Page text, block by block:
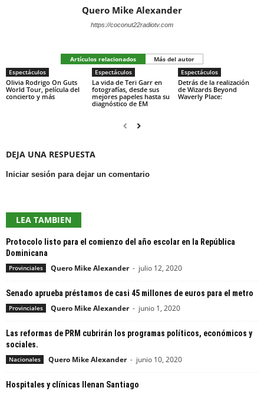
Quero Mike Alexander
https://coconut22radiotv.com
Artículos relacionados
Más del autor
Espectáculos
Olivia Rodrigo On Guts
World Tour, película del
concierto y más
Espectáculos
La vida de Teri Garr en
fotografías, desde sus
mejores papeles hasta su
diagnóstico de EM
Espectáculos
Detrás de la realización
de Wizards Beyond
Waverly Place:
DEJA UNA RESPUESTA
Iniciar sesión para dejar un comentario
LEA TAMBIEN
Protocolo listo para el comienzo del año escolar en la República
Dominicana
Provinciales Quero Mike Alexander - julio 12, 2020
Senado aprueba préstamos de casi 45 millones de euros para el metro
Provinciales Quero Mike Alexander - junio 1, 2020
Las reformas de PRM cubrirán los programas políticos, económicos y
sociales.
Nacionales Quero Mike Alexander - junio 10, 2020
Hospitales y clínicas llenan Santiago